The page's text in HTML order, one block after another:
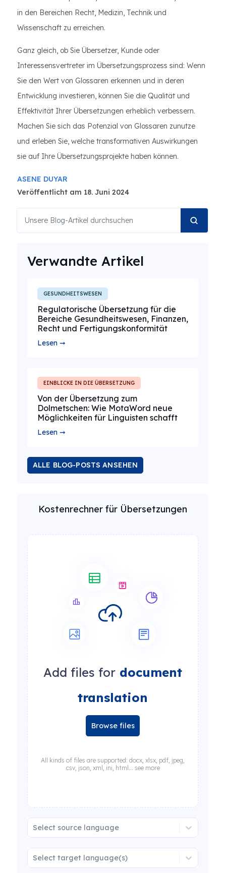
in den Bereichen Recht, Medizin, Technik und
Wissenschaft zu erreichen.
Ganz gleich, ob Sie Übersetzer, Kunde oder
Interessensvertreter im Übersetzungsprozess sind: Wenn
Sie den Wert von Glossaren erkennen und in deren
Entwicklung investieren, können Sie die Qualität und
Effektivität Ihrer Übersetzungen erheblich verbessern.
Machen Sie sich das Potenzial von Glossaren zunutze
und erleben Sie, welche transformativen Auswirkungen
sie auf Ihre Übersetzungsprojekte haben können.
ASENE DUYAR
Veröffentlicht am 18. Juni 2024
Verwandte Artikel
GESUNDHEITSWESEN
Regulatorische Übersetzung für die
Bereiche Gesundheitswesen, Finanzen,
Recht und Fertigungskonformität
Lesen ➞
EINBLICKE IN DIE ÜBERSETZUNG
Von der Übersetzung zum
Dolmetschen: Wie MotaWord neue
Möglichkeiten für Linguisten schafft
Lesen ➞
ALLE BLOG-POSTS ANSEHEN
Kostenrechner für Übersetzungen
Add files for document
translation
Browse files
All kinds of files are supported: docx, xlsx, pdf, jpeg,
csv, json, xml, ini, html... see more
Select source language
Select target language(s)